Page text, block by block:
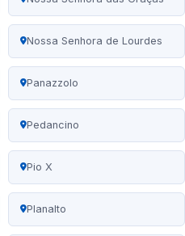
Nossa Senhora de Lourdes
Panazzolo
Pedancino
Pio X
Planalto